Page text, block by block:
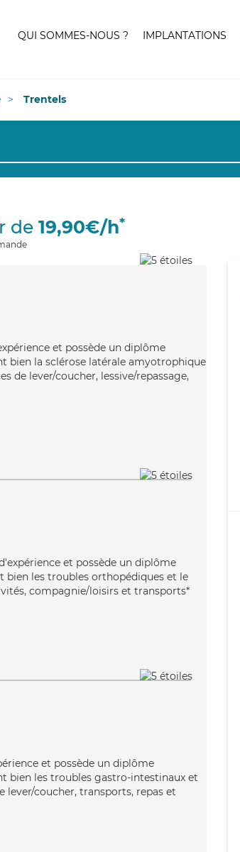
QUI SOMMES-NOUS ? IMPLANTATIONS
Trentels
de 19,90€/h*
et possède un diplôme
bien la sclérose latérale amyotrophique
de lever/coucher, lessive/repassage,
et possède un diplôme
bien les troubles orthopédiques et le
compagnie/loisirs et transports*
et possède un diplôme
bien les troubles gastro-intestinaux et
lever/coucher, transports, repas et